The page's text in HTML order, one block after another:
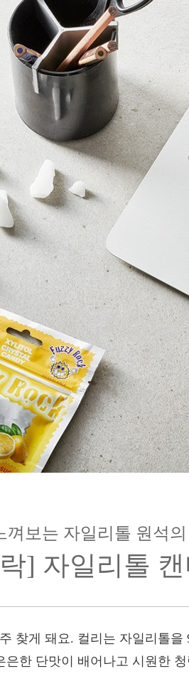
껴보는 자일리톨 원석
] 자일리톨 캔
찾게 돼요. 컬리는 자일리톨을
한 단맛이 배어나고 시원한